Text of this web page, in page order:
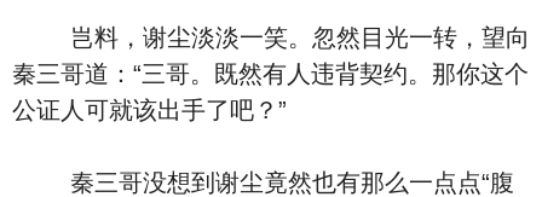
岂料，谢尘淡淡一笑。忽然目光一转，望向
秦三哥道：“三哥。既然有人违背契约。那你这个
公证人可就该出手了吧？”
秦三哥没想到谢尘竟然也有那么一点点“腹